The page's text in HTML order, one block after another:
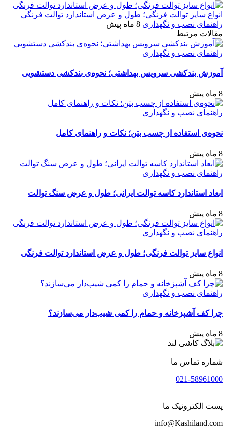
انواع سایز توالت فرنگی؛ طول و عرض استاندارد توالت فرنگی
راهنمای نصب و نگهداری 8 ماه پیش
مقالات مرتبط
راهنمای نصب و نگهداری
آموزش بندکشی سرویس بهداشتی؛ نحوه‌ی بندکشی دستشویی
8 ماه پیش
راهنمای نصب و نگهداری
نحوه‌ی استفاده از چسب بتن؛ نکات و راهنمای کامل
8 ماه پیش
راهنمای نصب و نگهداری
ابعاد استاندارد کاسه توالت ایرانی؛ طول و عرض سنگ توالت
8 ماه پیش
راهنمای نصب و نگهداری
انواع سایز توالت فرنگی؛ طول و عرض استاندارد توالت فرنگی
8 ماه پیش
راهنمای نصب و نگهداری
چرا کف آشپزخانه و حمام را کمی شیب‌دار می‌سازند؟
8 ماه پیش
شماره تماس ما
021-58961000
پست الکترونیک ما
info@Kashiland.com